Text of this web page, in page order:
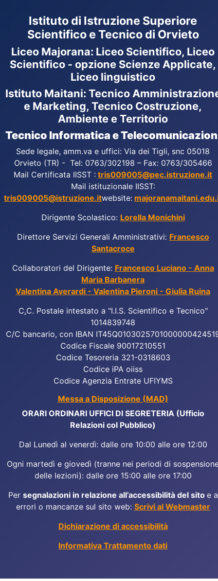
Istituto di Istruzione Superiore
Scientifico e Tecnico di Orvieto
Liceo Majorana: Liceo Scientifico, Liceo
Scientifico - opzione Scienze Applicate,
Liceo linguistico
Istituto Maitani: Tecnico
e Marketing, Tecnico Costruzione,
Ambiente e Territorio
Tecnico Informatica e
Sede legale, amm.va e uffici: Via dei Tigli, snc 05018
Orvieto (TR) - Tel: 0763/302198 – Fax: 0763/305466
Mail Certificata IISST : tris009005@pec.istruzione.it
Mail istituzionale IISST:
tris009005@istruzione.itwebsite:
Dirigente Scolastico: Lorella Monichini
Direttore Servizi Generali Amministrativi: Francesco
Santacroce
Collaboratori del Dirigente: Francesco Luciano - Anna
Maria Barbanera
Valentina Averardi - Valentina Pieroni - Giulia Ruina
C.C. Postale intestato a "I.I.S. Scientifico e Tecnico"
1014839748
C/C bancario, con IBAN
Codice Fiscale 90017210551
Codice Tesoreria 321-0318603
Codice iPA oiiss
Codice Agenzia Entrate UFIYMS
Messa a Disposizione (MAD)
ORARI ORDINARI UFFICI DI SEGRETERIA (Ufficio
Relazioni col Pubblico)
Dal Lunedì al venerdì: dalle ore 10:00 alle ore 12:00
Ogni martedì e giovedì (tranne nei periodi di
delle lezioni): dalle ore 15:00 alle ore 17:00
Per segnalazioni in relazione all’accessibilità del sito e a
errori o mancanze sul sito web: Scrivi al Webmaster
Dichiarazione di accessibilità
Informativa Trattamento dati